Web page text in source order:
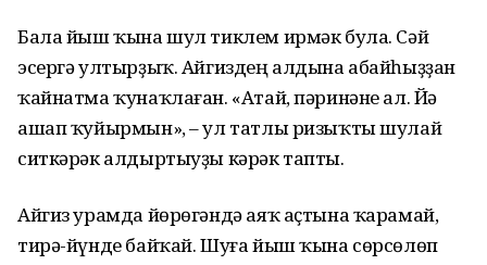
Бала йыш ҡына шул тиклем ирмәк була. Сәй
эсергә ултырҙыҡ. Айгиздең алдына абайһыҙҙан
ҡайнатма ҡунаҡлаған. «Атай, пәринәне ал. Йә
ашап ҡуйырмын», – ул татлы ризыҡты шулай
ситкәрәк алдыртыуҙы кәрәк тапты.
Айгиз урамда йөрөгәндә аяҡ аҫтына ҡарамай,
тирә-йүнде байҡай. Шуға йыш ҡына сөрсөлөп